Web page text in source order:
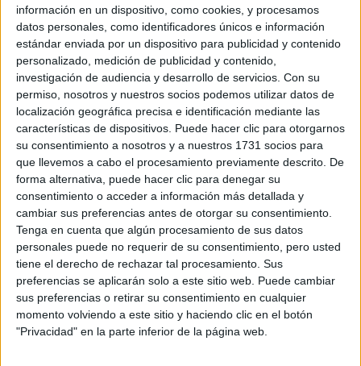
información en un dispositivo, como cookies, y procesamos
datos personales, como identificadores únicos e información
estándar enviada por un dispositivo para publicidad y contenido
personalizado, medición de publicidad y contenido,
investigación de audiencia y desarrollo de servicios. Con su
permiso, nosotros y nuestros socios podemos utilizar datos de
localización geográfica precisa e identificación mediante las
características de dispositivos. Puede hacer clic para otorgarnos
su consentimiento a nosotros y a nuestros 1731 socios para
que llevemos a cabo el procesamiento previamente descrito. De
forma alternativa, puede hacer clic para denegar su
consentimiento o acceder a información más detallada y
cambiar sus preferencias antes de otorgar su consentimiento.
Tenga en cuenta que algún procesamiento de sus datos
personales puede no requerir de su consentimiento, pero usted
tiene el derecho de rechazar tal procesamiento. Sus
preferencias se aplicarán solo a este sitio web. Puede cambiar
sus preferencias o retirar su consentimiento en cualquier
momento volviendo a este sitio y haciendo clic en el botón
"Privacidad" en la parte inferior de la página web.
Pídeles información ¡GRATIS!
Seleccionar por provincia
Alicante(2)
Almería(1)
Asturias(1)
Barcelona(6)
Burgos(1)
A Coruña(1)
Córdoba(1)
Ciudad Real (1)
Cantabria (1)
Cádiz(1)
Granada(2)
Girona
(2)
Huelva(2)
Madrid(5)
Málaga(1)
Murcia(2)